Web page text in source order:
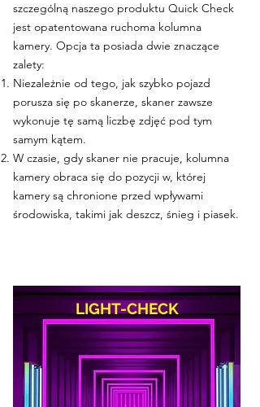
szczególną naszego produktu Quick Check
jest opatentowana ruchoma kolumna
kamery. Opcja ta posiada dwie znaczące
zalety:
Niezależnie od tego, jak szybko pojazd
porusza się po skanerze, skaner zawsze
wykonuje tę samą liczbę zdjęć pod tym
samym kątem.
W czasie, gdy skaner nie pracuje, kolumna
kamery obraca się do pozycji w, której
kamery są chronione przed wpływami
środowiska, takimi jak deszcz, śnieg i piasek.
LIGHT-CHECK